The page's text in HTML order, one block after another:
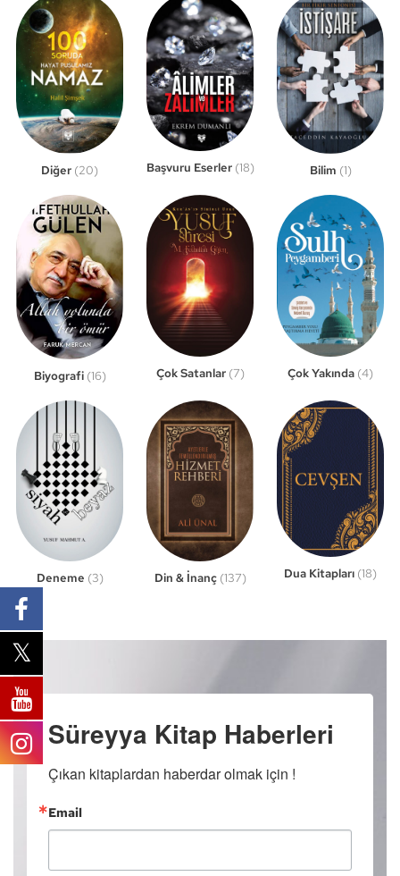
Diğer (20) Başvuru Eserler (18) Bilim (1)
Biyografi (16) Çok Satanlar (7) Çok Yakında (4)
Deneme (3) Din & İnanç (137) Dua Kitapları (18)
Süreyya Kitap Haberleri
Çıkan kitaplardan haberdar olmak için !
Email